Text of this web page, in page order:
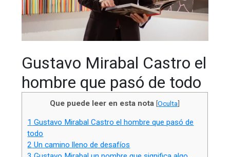
Gustavo Mirabal Castro el
hombre que pasó de todo
Que puede leer en esta nota [Oculta]
1 Gustavo Mirabal Castro el hombre que pasó de
todo
2 Un camino lleno de desafíos